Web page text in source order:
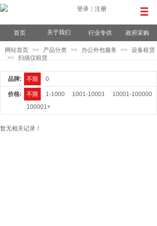
登录 注册
首页 关于我们 行业专供 政府采购
网站首页 >> 产品分类 >> 办公外包服务 >> 设备租赁
>> 扫描仪租赁
品牌: 不限 0
价格: 不限 1-1000 1001-10001
10001-100000
100001+
暂无相关记录！